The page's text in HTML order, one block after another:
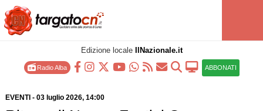
Edizione locale IlNazionale.it
Radio Alba ABBONATI
EVENTI - 03 luglio 2026, 14:00